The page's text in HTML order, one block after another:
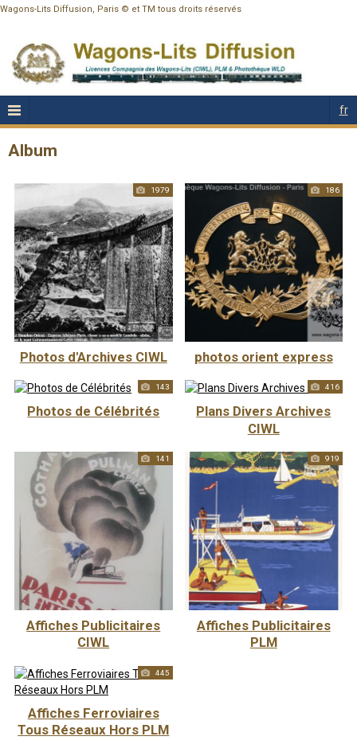
Wagons-Lits Diffusion, Paris © et TM tous droits réservés
fr
Album
1979
Photos d'Archives CIWL
186
photos orient express
143
Photos de Célébrités
416
Plans Divers Archives
CIWL
141
Affiches Publicitaires
CIWL
919
Affiches Publicitaires
PLM
445
Affiches Ferroviaires
Tous Réseaux Hors PLM